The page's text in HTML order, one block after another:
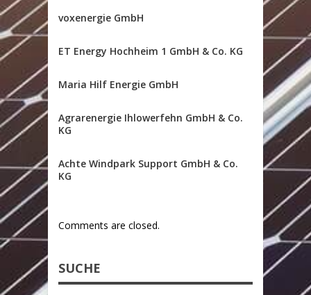
voxenergie GmbH
ET Energy Hochheim 1 GmbH & Co. KG
Maria Hilf Energie GmbH
Agrarenergie Ihlowerfehn GmbH & Co.
KG
Achte Windpark Support GmbH & Co.
KG
Comments are closed.
SUCHE